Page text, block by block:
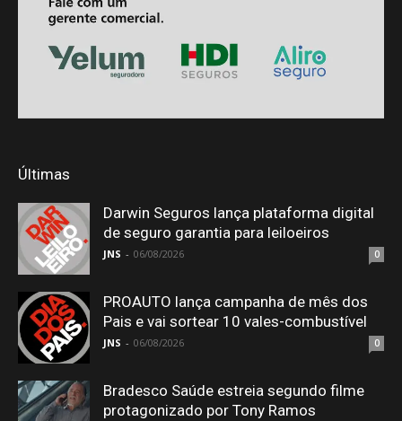
Últimas
Darwin Seguros lança plataforma digital
de seguro garantia para leiloeiros
JNS - 06/08/2026 0
PROAUTO lança campanha de mês dos
Pais e vai sortear 10 vales-combustível
JNS - 06/08/2026 0
Bradesco Saúde estreia segundo filme
protagonizado por Tony Ramos